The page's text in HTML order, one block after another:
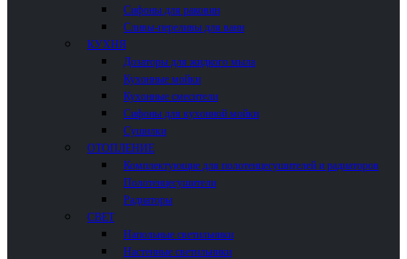
Сифоны для раковин
Сливы-переливы для ванн
КУХНЯ
Дозаторы для жидкого мыла
Кухонные мойки
Кухонные смесители
Сифоны для кухонной мойки
Сушилки
ОТОПЛЕНИЕ
Комплектующие для полотенцесушителей и радиаторов
Полотенцесушители
Радиаторы
СВЕТ
Напольные светильники
Настенные светильники